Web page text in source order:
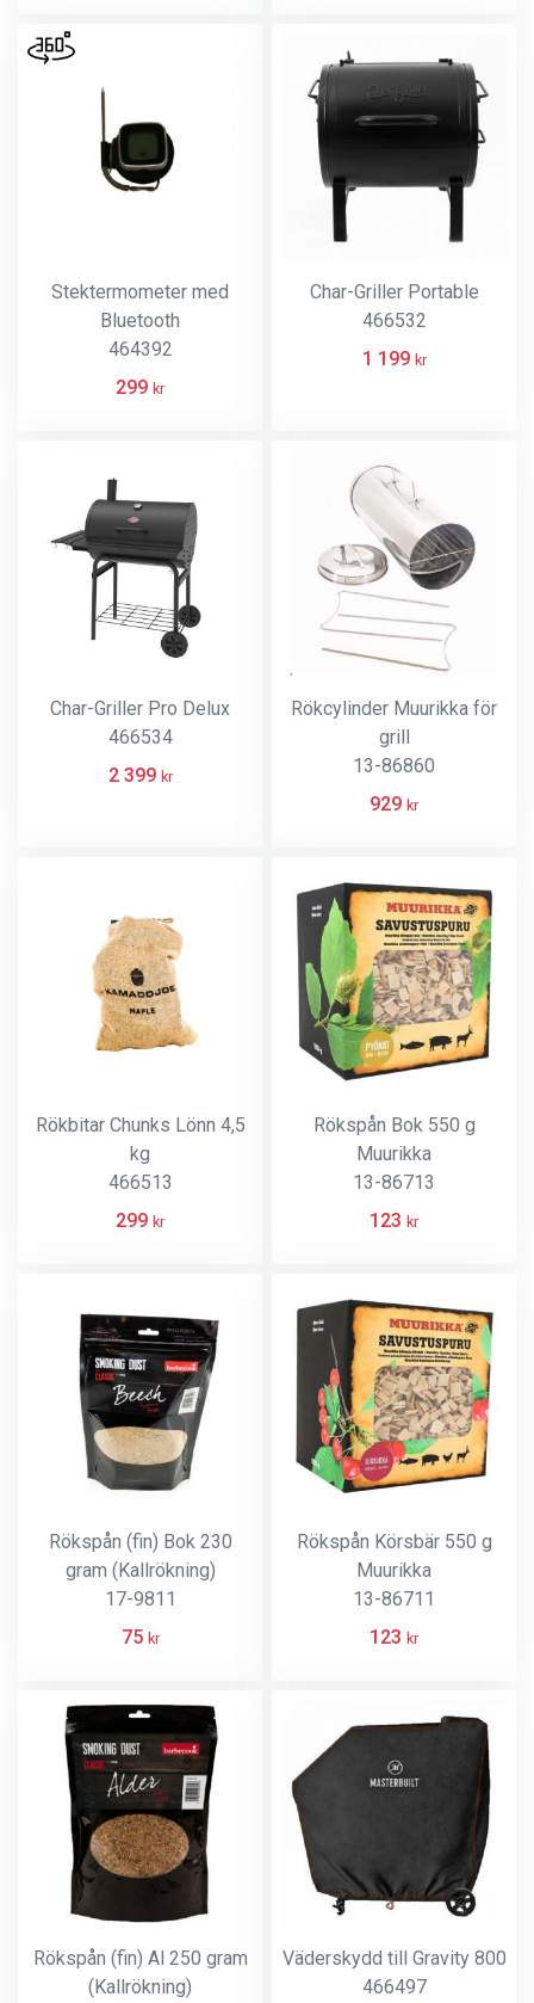
Stektermometer med
Bluetooth
464392
299 kr
Char-Griller Portable
466532
1 199 kr
Char-Griller Pro Delux
466534
2 399 kr
Rökcylinder Muurikka för
grill
13-86860
929 kr
Rökbitar Chunks Lönn 4,5
kg
466513
299 kr
Rökspån Bok 550 g
Muurikka
13-86713
123 kr
Rökspån (fin) Bok 230
gram (Kallrökning)
17-9811
75 kr
Rökspån Körsbär 550 g
Muurikka
13-86711
123 kr
Rökspån (fin) Al 250 gram
(Kallrökning)
Väderskydd till Gravity 800
466497